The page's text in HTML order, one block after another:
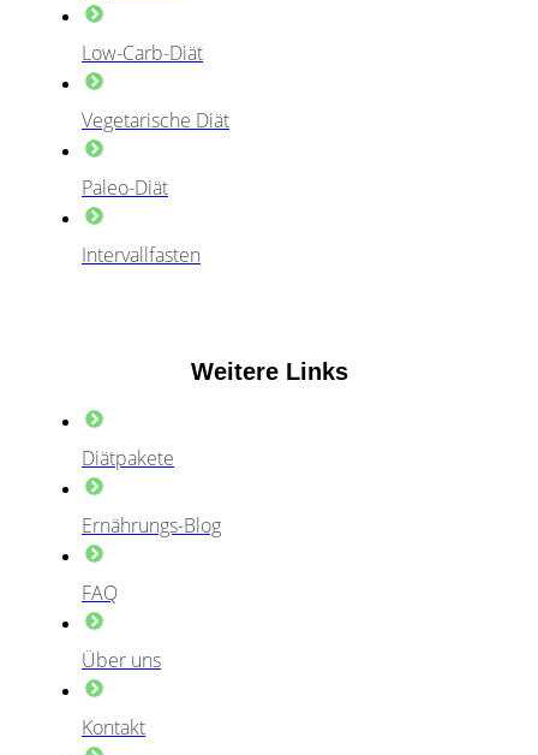
Low-Carb-Diät
Vegetarische Diät
Paleo-Diät
Intervallfasten
Weitere Links
Diätpakete
Ernährungs-Blog
FAQ
Über uns
Kontakt